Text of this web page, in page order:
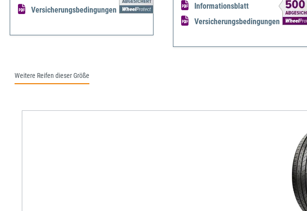
Versicherungsbedingungen
Informationsblatt
Versicherungsbedingungen
Weitere Reifen dieser Größe